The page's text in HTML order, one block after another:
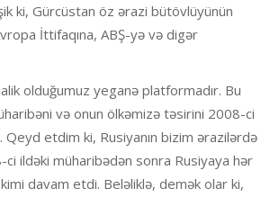
ki, Gürcüstan öz ərazi bütövlüyünün
İttifaqına, ABŞ-yə və digər
olduğumuz yeganə platformadır. Bu
və onun ölkəmizə təsirini 2008-ci
etdim ki, Rusiyanın bizim ərazilərdə
ildəki müharibədən sonra Rusiyaya hər
davam etdi. Beləliklə, demək olar ki,